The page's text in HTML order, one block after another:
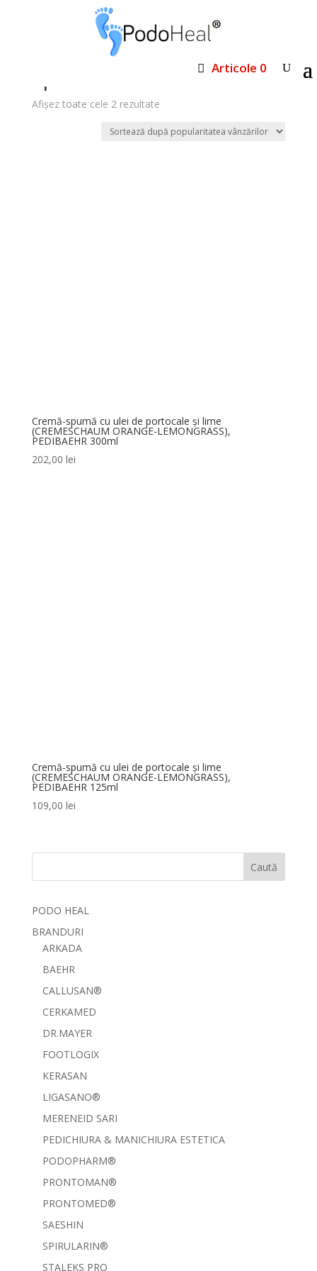
Articole 0
/ Produse etichetate „spuma cu lime”
Afișez toate cele 2 rezultateSortat
popularitate
Cremă-spumă cu ulei de portocale și lime
(CREMESCHAUM ORANGE-LEMONGRASS),
PEDIBAEHR 300ml
202,00 lei
Cremă-spumă cu ulei de portocale și lime
(CREMESCHAUM ORANGE-LEMONGRASS),
PEDIBAEHR 125ml
109,00 lei
Caută
PODO HEAL
BRANDURI
ARKADA
BAEHR
CALLUSAN®
CERKAMED
DR.MAYER
FOOTLOGIX
KERASAN
LIGASANO®
MERENEID SARI
PEDICHIURA & MANICHIURA ESTETICA
PODOPHARM®
PRONTOMAN®
PRONTOMED®
SAESHIN
SPIRULARIN®
STALEKS PRO